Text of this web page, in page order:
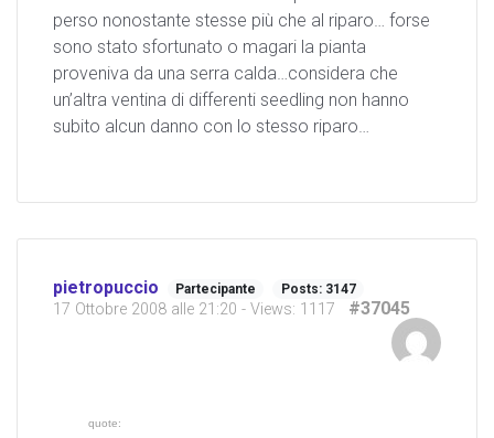
perso nonostante stesse più che al riparo… forse
sono stato sfortunato o magari la pianta
proveniva da una serra calda…considera che
un’altra ventina di differenti seedling non hanno
subito alcun danno con lo stesso riparo…
pietropuccio Partecipante Posts: 3147
17 Ottobre 2008 alle 21:20 - Views: 1117 #37045
quote: